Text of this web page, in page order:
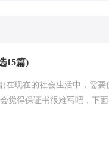
15篇)
)在现在的社会生活中，需
觉得保证书很难写吧，下